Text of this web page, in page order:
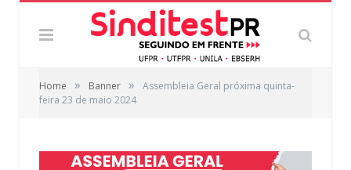
Home » Banner »
Assembleia Geral próxima quinta-
feira 23 de maio 2024